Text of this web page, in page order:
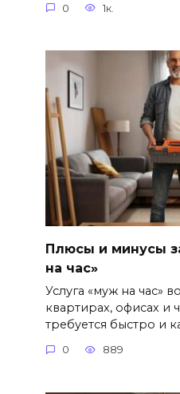
0 1к.
Плюсы и минусы
на час»
Услуга «муж на час»
квартирах, офисах и
требуется быстро и
0 889